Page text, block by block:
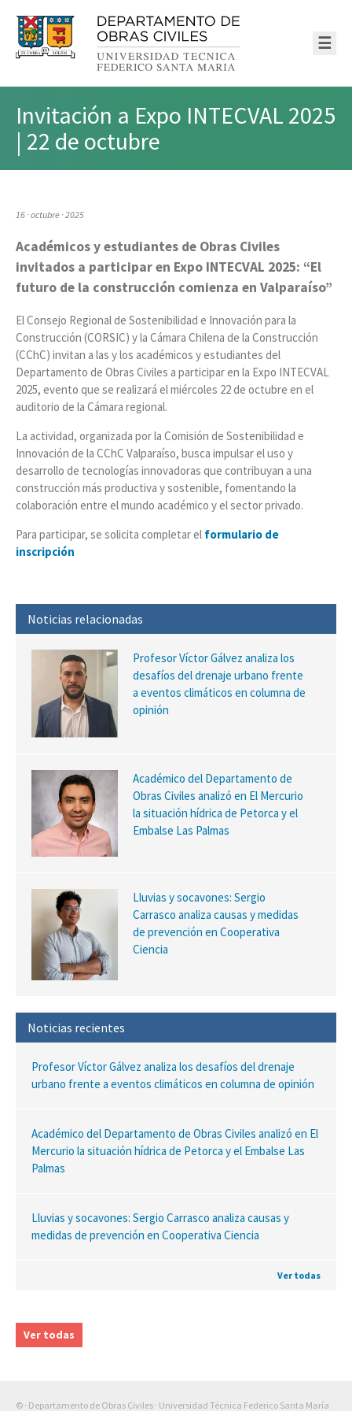
☰
Invitación a Expo INTECVAL 2025
| 22 de octubre
16 · octubre · 2025
Académicos y estudiantes de Obras Civiles
invitados a participar en Expo INTECVAL 2025: “El
futuro de la construcción comienza en Valparaíso”
El Consejo Regional de Sostenibilidad e Innovación para la
Construcción (CORSIC) y la Cámara Chilena de la Construcción
(CChC) invitan a las y los académicos y estudiantes del
Departamento de Obras Civiles a participar en la Expo INTECVAL
2025, evento que se realizará el miércoles 22 de octubre en el
auditorio de la Cámara regional.
La actividad, organizada por la Comisión de Sostenibilidad e
Innovación de la CChC Valparaíso, busca impulsar el uso y
desarrollo de tecnologías innovadoras que contribuyan a una
construcción más productiva y sostenible, fomentando la
colaboración entre el mundo académico y el sector privado.
Para participar, se solicita completar el formulario de
inscripción
Noticias relacionadas
Profesor Víctor Gálvez analiza los
desafíos del drenaje urbano frente
a eventos climáticos en columna de
opinión
Académico del Departamento de
Obras Civiles analizó en El Mercurio
la situación hídrica de Petorca y el
Embalse Las Palmas
Lluvias y socavones: Sergio
Carrasco analiza causas y medidas
de prevención en Cooperativa
Ciencia
Noticias recientes
Profesor Víctor Gálvez analiza los desafíos del drenaje
urbano frente a eventos climáticos en columna de opinión
Académico del Departamento de Obras Civiles analizó en El
Mercurio la situación hídrica de Petorca y el Embalse Las
Palmas
Lluvias y socavones: Sergio Carrasco analiza causas y
medidas de prevención en Cooperativa Ciencia
Ver todas
Ver todas
© · Departamento de Obras Civiles · Universidad Técnica Federico Santa María